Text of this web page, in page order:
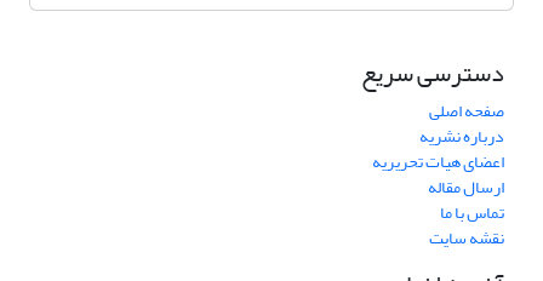
دسترسی سریع
صفحه اصلی
درباره نشریه
اعضای هیات تحریریه
ارسال مقاله
تماس با ما
نقشه سایت